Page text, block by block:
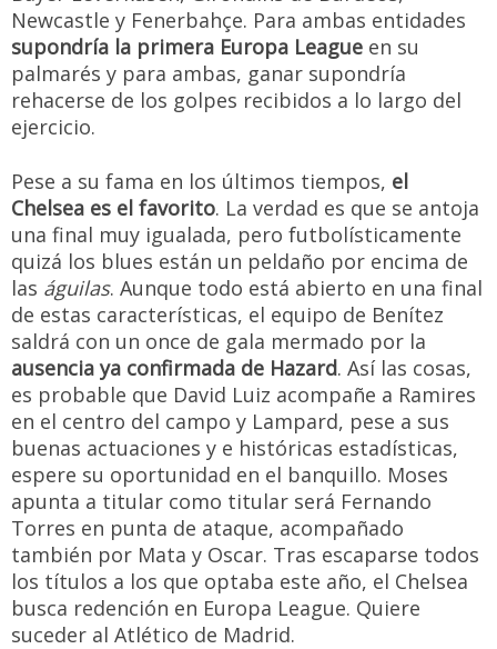
Newcastle y Fenerbahçe. Para ambas entidades
supondría la primera Europa League en su
palmarés y para ambas, ganar supondría
rehacerse de los golpes recibidos a lo largo del
ejercicio.
Pese a su fama en los últimos tiempos, el
Chelsea es el favorito. La verdad es que se antoja
una final muy igualada, pero futbolísticamente
quizá los blues están un peldaño por encima de
las águilas. Aunque todo está abierto en una final
de estas características, el equipo de Benítez
saldrá con un once de gala mermado por la
ausencia ya confirmada de Hazard. Así las cosas,
es probable que David Luiz acompañe a Ramires
en el centro del campo y Lampard, pese a sus
buenas actuaciones y e históricas estadísticas,
espere su oportunidad en el banquillo. Moses
apunta a titular como titular será Fernando
Torres en punta de ataque, acompañado
también por Mata y Oscar. Tras escaparse todos
los títulos a los que optaba este año, el Chelsea
busca redención en Europa League. Quiere
suceder al Atlético de Madrid.